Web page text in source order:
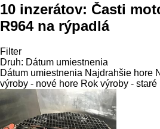
10 inzerátov: Časti
R964 na rýpadlá
Filter
Druh: Dátum umiestnenia
Dátum umiestnenia Najdrahšie hore
výroby - nové hore Rok výroby - staré